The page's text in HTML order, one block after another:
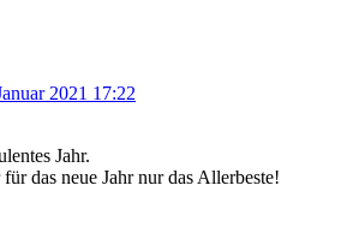
2021 17:22
Jahr.
das neue Jahr nur das Allerbeste!